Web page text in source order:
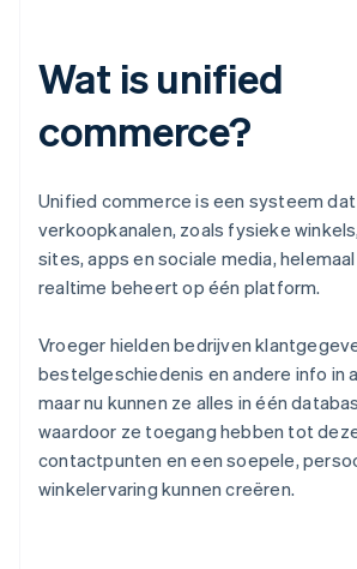
Wat is unified
commerce?
Unified commerce is een systeem dat
verkoopkanalen, zoals fysieke
sites, apps en sociale media,
realtime beheert op één platform.
Vroeger hielden bedrijven
bestelgeschiedenis en andere info in
maar nu kunnen ze alles in één
waardoor ze toegang hebben tot
contactpunten en een soepele,
winkelervaring kunnen creëren.